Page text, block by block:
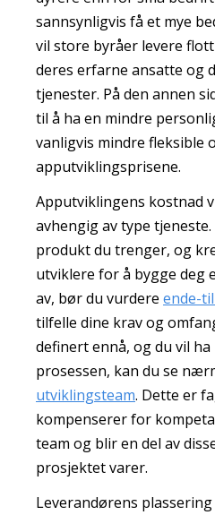
sannsynligvis få et mye
vil store byråer levere
deres erfarne ansatte og
tjenester. På den annen
til å ha en mindre
vanligvis mindre fleksible
apputviklingsprisene.
Apputviklingens kostnad
avhengig av type
produkt du trenger, og
utviklere for å bygge deg
av, bør du vurdere ende-
tilfelle dine krav og
definert ennå, og du vil
prosessen, kan du se
utviklingsteam. Dette er
kompenserer for
team og blir en del av
prosjektet varer.
Leverandørens